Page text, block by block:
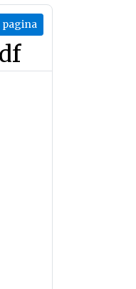
pagina